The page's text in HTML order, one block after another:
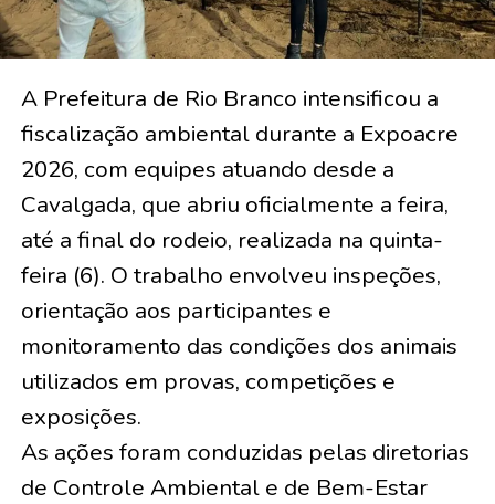
A Prefeitura de Rio Branco intensificou a
fiscalização ambiental durante a Expoacre
2026, com equipes atuando desde a
Cavalgada, que abriu oficialmente a feira,
até a final do rodeio, realizada na quinta-
feira (6). O trabalho envolveu inspeções,
orientação aos participantes e
monitoramento das condições dos animais
utilizados em provas, competições e
exposições.
As ações foram conduzidas pelas diretorias
de Controle Ambiental e de Bem-Estar